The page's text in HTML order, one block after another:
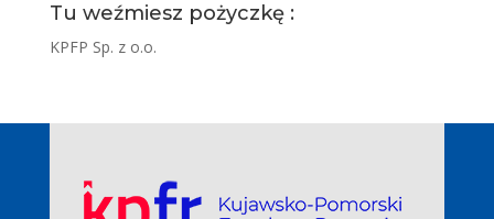
Tu weźmiesz pożyczkę :
KPFP Sp. z o.o.